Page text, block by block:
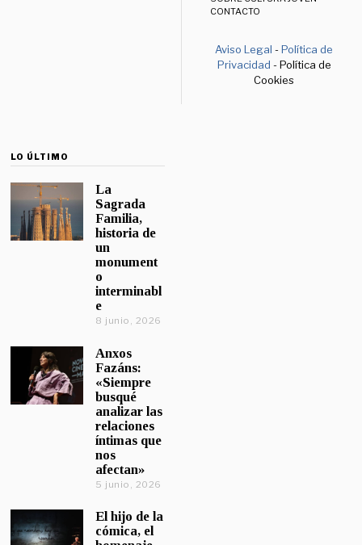
CONTACTO
Aviso Legal -Política de
Privacidad - Política de
Cookies
LO ÚLTIMO
La
Sagrada
Familia,
historia de
un
monument
o
interminabl
e
8 junio, 2026
Anxos
Fazáns:
«Siempre
busqué
analizar las
relaciones
íntimas que
nos
afectan»
5 junio, 2026
El hijo de la
cómica, el